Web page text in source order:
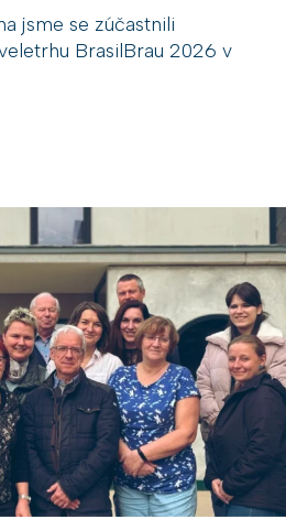
jsme se zúčastnili
BrasilBrau 2026 v